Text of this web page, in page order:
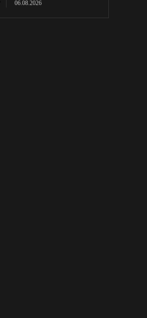
06.08.2026